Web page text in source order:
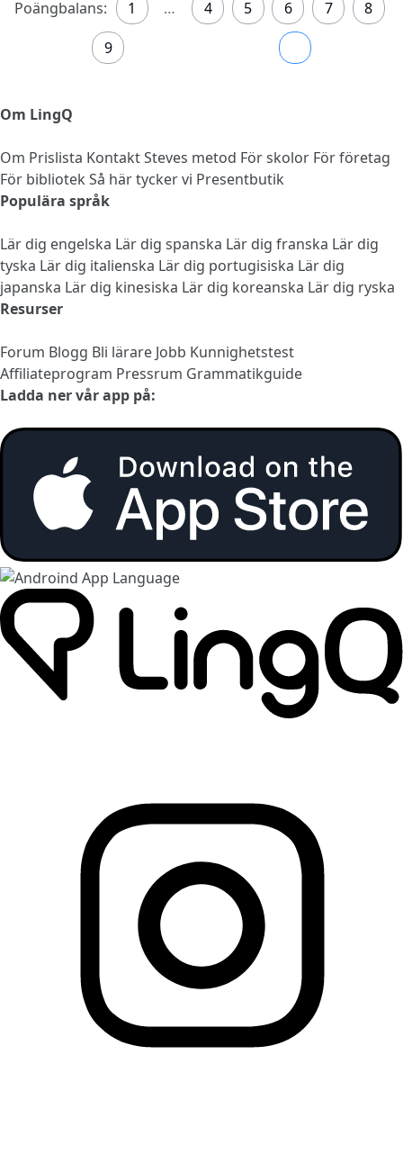
Poängbalans: 1 … 4 5 6 7
8
9
Om LingQ
Om Prislista KontaktSteves metod För skolor För företag
För bibliotek Så här tycker vi Presentbutik
Populära språk
Lär dig engelska Lär dig spanska Lär dig franska Lär dig
tyska Lär dig italienska Lär dig portugisiska Lär dig
japanska Lär dig kinesiska Lär dig koreanska Lär dig ryska
Resurser
Forum Blogg Bli lärare Jobb Kunnighetstest
Affiliateprogram Pressrum Grammatikguide
Ladda ner vår app på: